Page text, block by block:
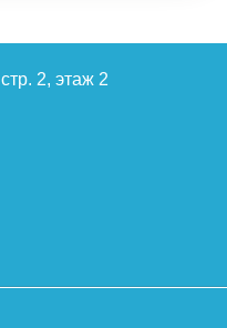
2, этаж 2